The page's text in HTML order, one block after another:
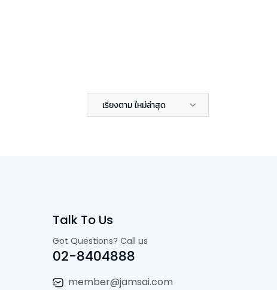
เรียงตาม ใหม่ล่าสุด
Talk To Us
Got Questions? Call us
02-8404888
member@jamsai.com